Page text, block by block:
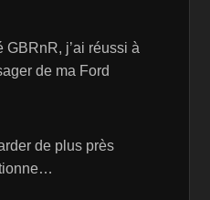
GBRnR, j’ai réussi à
de ma Ford
de plus près